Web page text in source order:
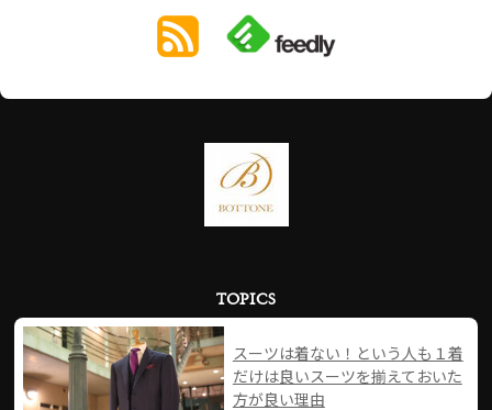
TOPICS
スーツは着ない！という人も１着
だけは良いスーツを揃えておいた
方が良い理由